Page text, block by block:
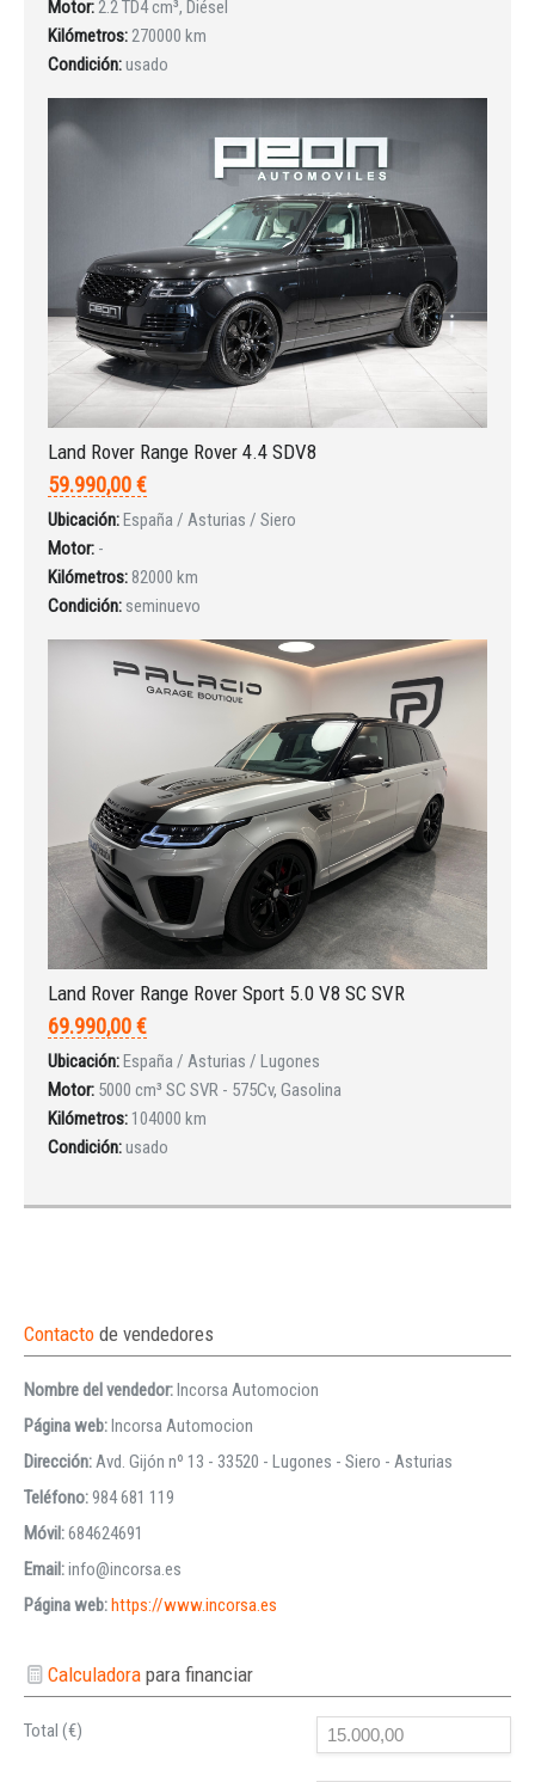
Iniciar sesión
INICIAR SESIÓN
¿Ha olvidado la contraseña?
Motor:2.2 TD4 cm³, Diésel
Kilómetros:270000 km
Condición:usado
Land Rover Range Rover 4.4 SDV8
59.990,00 €
Ubicación:España / Asturias / Siero
Motor: -
Kilómetros: 82000 km
Condición: seminuevo
Land Rover Range Rover Sport 5.0 V8 SC SVR
69.990,00 €
Ubicación:España / Asturias / Lugones
Motor: 5000 cm³ SC SVR - 575Cv, Gasolina
Kilómetros: 104000 km
Condición:usado
Contacto de vendedores
Nombre del vendedor:Incorsa Automocion
Página web:Incorsa Automocion
Dirección:Avd. Gijón nº 13 - 33520 - Lugones - Siero - Asturias
Teléfono:984 681 119
Móvil:684624691
Email:info@incorsa.es
Página web:https://www.incorsa.es
Calculadorapara financiar
Total (€)